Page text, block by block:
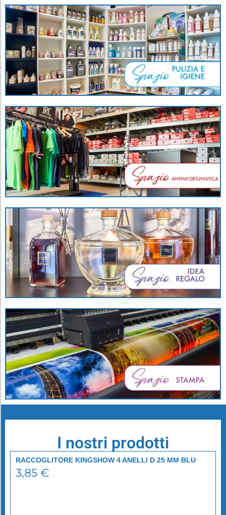
I nostri prodotti
RACCOGLITORE KINGSHOW 4 ANELLI D 25 MM BLU
PERSONALIZZABILE
3,85 €